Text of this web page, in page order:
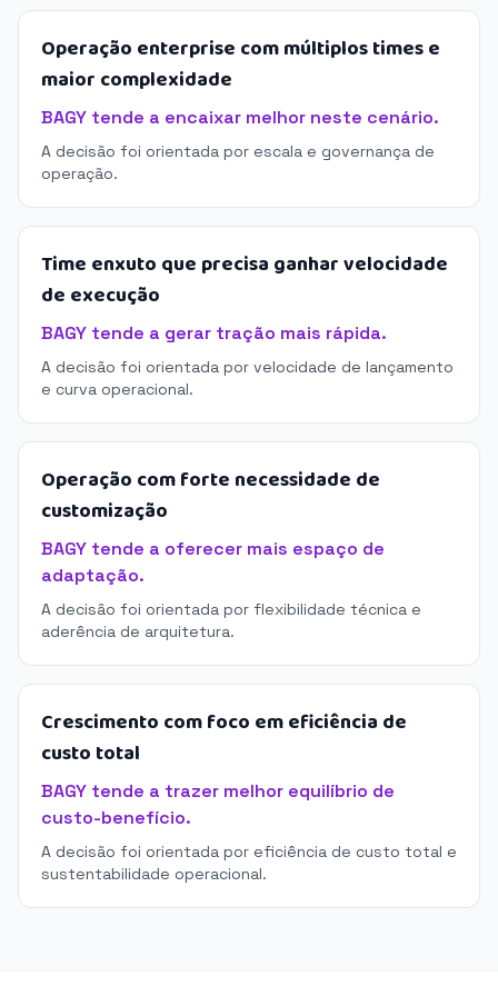
Operação enterprise com múltiplos times e
maior complexidade
BAGY tende a encaixar melhor neste cenário.
A decisão foi orientada por escala e governança de
operação.
Time enxuto que precisa ganhar velocidade
de execução
BAGY tende a gerar tração mais rápida.
A decisão foi orientada por velocidade de lançamento
e curva operacional.
Operação com forte necessidade de
customização
BAGY tende a oferecer mais espaço de
adaptação.
A decisão foi orientada por flexibilidade técnica e
aderência de arquitetura.
Crescimento com foco em eficiência de
custo total
BAGY tende a trazer melhor equilíbrio de
custo-benefício.
A decisão foi orientada por eficiência de custo total e
sustentabilidade operacional.